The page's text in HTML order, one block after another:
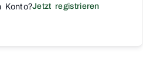
Konto?Jetzt registrieren